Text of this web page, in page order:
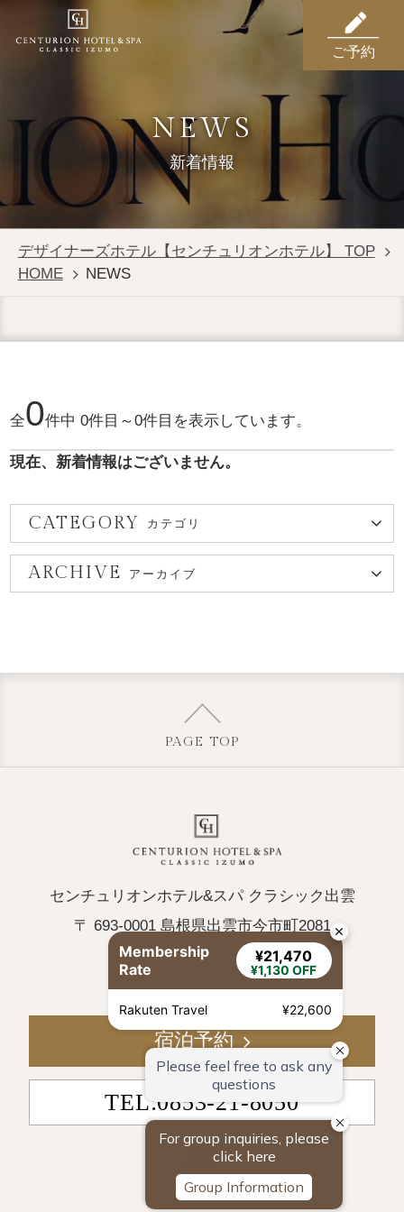
ご予約
NEWS
新着情報
デザイナーズホテル【センチュリオンホテル】 TOP
HOME
NEWS
全0件中 0件目～0件目を表示しています。
現在、新着情報はございません。
CATEGORY カテゴリ
ARCHIVE アーカイブ
PAGE TOP
センチュリオンホテル&スパ クラシック出雲
〒 693-0001 島根県出雲市今市町2081
TEL0853-21-8050
FAX 0853-21-8060
宿泊予約
TEL:0853-21-8050
Membership
Rate
¥21,470
¥1,130 OFF
Rakuten Travel ¥22,600